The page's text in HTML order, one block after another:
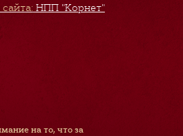
НПП "Корнет"
на то, что за